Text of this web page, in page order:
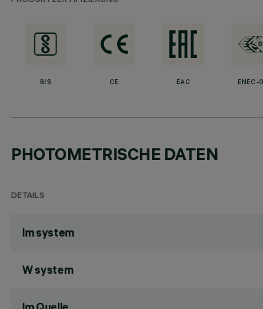
BIS CE EAC ENEC-
PHOTOMETRISCHE DATEN
DETAILS
lm system
W system